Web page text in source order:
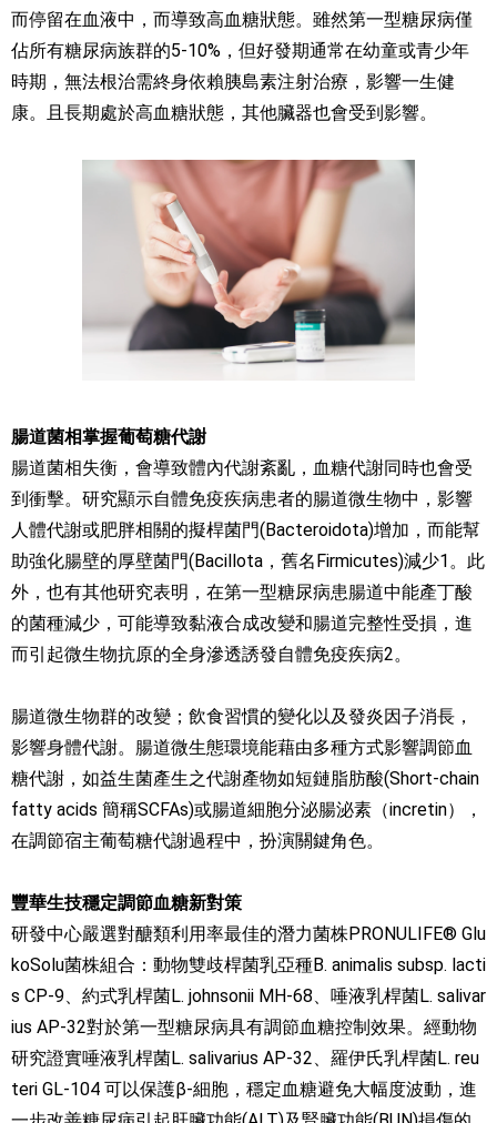
而停留在血液中，而導致高血糖狀態。雖然第一型糖尿病僅
佔所有糖尿病族群的5-10%，但好發期通常在幼童或青少年
時期，無法根治需終身依賴胰島素注射治療，影響一生健
康。且長期處於高血糖狀態，其他臟器也會受到影響。
腸道菌相掌握葡萄糖代謝
腸道菌相失衡，會導致體內代謝紊亂，血糖代謝同時也會受
到衝擊。研究顯示自體免疫疾病患者的腸道微生物中，影響
人體代謝或肥胖相關的擬桿菌門(Bacteroidota)增加，而能幫
助強化腸壁的厚壁菌門(Bacillota，舊名Firmicutes)減少1。此
外，也有其他研究表明，在第一型糖尿病患腸道中能產丁酸
的菌種減少，可能導致黏液合成改變和腸道完整性受損，進
而引起微生物抗原的全身滲透誘發自體免疫疾病2。
腸道微生物群的改變；飲食習慣的變化以及發炎因子消長，
影響身體代謝。腸道微生態環境能藉由多種方式影響調節血
糖代謝，如益生菌產生之代謝產物如短鏈脂肪酸(Short-chain
fatty acids 簡稱SCFAs)或腸道細胞分泌腸泌素（incretin），
在調節宿主葡萄糖代謝過程中，扮演關鍵角色。
豐華生技穩定調節血糖新對策
研發中心嚴選對醣類利用率最佳的潛力菌株PRONULIFE® Glu
koSolu菌株組合：動物雙歧桿菌乳亞種B. animalis subsp. lacti
s CP-9、約式乳桿菌L. johnsonii MH-68、唾液乳桿菌L. salivar
ius AP-32對於第一型糖尿病具有調節血糖控制效果。經動物
研究證實唾液乳桿菌L. salivarius AP-32、羅伊氏乳桿菌L. reu
teri GL-104 可以保護β-細胞，穩定血糖避免大幅度波動，進